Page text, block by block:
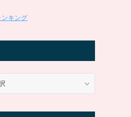
ンキング